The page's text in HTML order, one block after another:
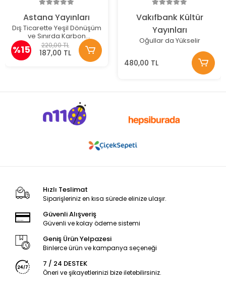
Astana Yayınları
Dış Ticarette Yeşil Dönüşüm
ve Sınırda Karbon
Düzenleme Mekanizması
%15 220,00 TL
187,00 TL
Vakıfbank Kültür
Yayınları
Oğullar da Yükselir
480,00 TL
Hızlı Teslimat
Siparişleriniz en kısa sürede elinize ulaşır.
Güvenli Alışveriş
Güvenli ve kolay ödeme sistemi
Geniş Ürün Yelpazesi
Binlerce ürün ve kampanya seçeneği
7 / 24 DESTEK
Öneri ve şikayetlerinizi bize iletebilirsiniz.